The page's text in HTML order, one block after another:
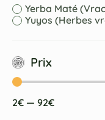
Yerba Maté
Yuyos (Herbes
Prix
2€ — 92€